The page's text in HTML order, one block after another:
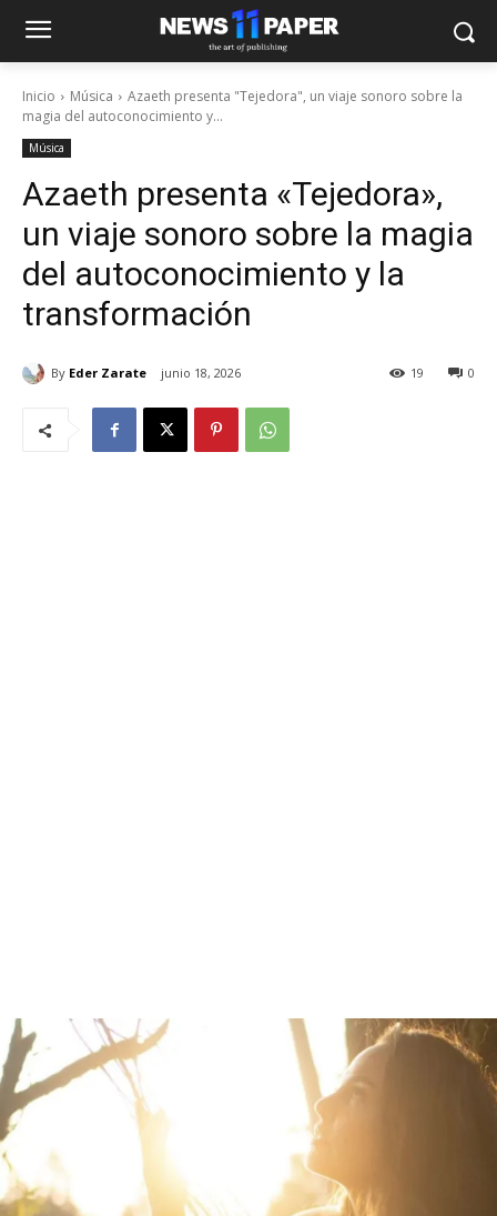
Inicio Música
Azaeth presenta "Tejedora", un viaje sonoro sobre la
magia del autoconocimiento y...
Música
Azaeth presenta «Tejedora»,
un viaje sonoro sobre la magia
del autoconocimiento y la
transformación
By Eder Zarate junio 18, 2026 0
19